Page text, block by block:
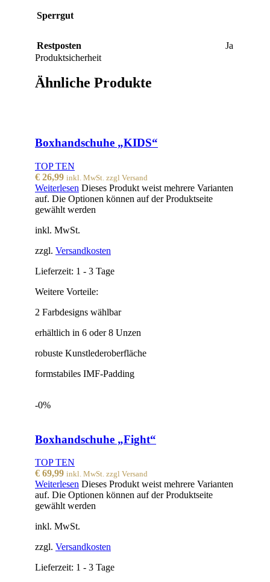
Sperrgut
Restposten
Ja
Produktsicherheit
Ähnliche Produkte
Boxhandschuhe „KIDS“
TOP TEN
€ 26,99 inkl. MwSt. zzgl Versand
Weiterlesen Dieses Produkt weist mehrere Varianten
auf. Die Optionen können auf der Produktseite
gewählt werden
inkl. MwSt.
zzgl. Versandkosten
Lieferzeit: 1 - 3 Tage
Weitere Vorteile:
2 Farbdesigns wählbar
erhältlich in 6 oder 8 Unzen
robuste Kunstlederoberfläche
formstabiles IMF-Padding
-0%
Boxhandschuhe „Fight“
TOP TEN
€ 69,99 inkl. MwSt. zzgl Versand
Weiterlesen Dieses Produkt weist mehrere Varianten
auf. Die Optionen können auf der Produktseite
gewählt werden
inkl. MwSt.
zzgl. Versandkosten
Lieferzeit: 1 - 3 Tage